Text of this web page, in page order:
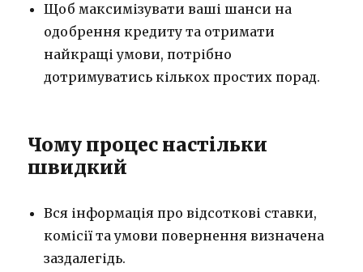
Щоб максимізувати ваші шанси на
одобрення кредиту та отримати
найкращі умови, потрібно
дотримуватись кількох простих порад.
Чому процес настільки
швидкий
Вся інформація про відсоткові ставки,
комісії та умови повернення визначена
заздалегідь.